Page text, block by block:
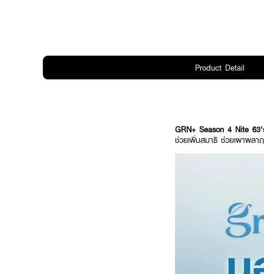
Product Detail
GRN+ Season 4 Nite
ช่วยเพิ่มสมาธิ ช่วยเผาผล